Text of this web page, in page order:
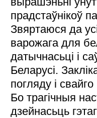
прадстаўнікоў
Звяртаюся да
варожага для
датычнасьці і
Беларусі.
погляду і
Бо трагічныя
дзейнасьць